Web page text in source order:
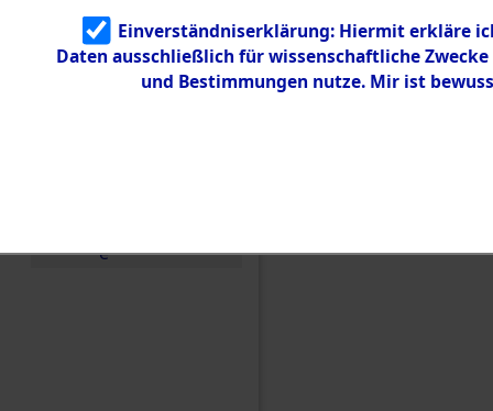
Identifizierun
g
5.3.3
Todesmärsch
e
Einverständniserklärung: Hiermit erkläre
Daten ausschließlich für wissenschaftliche
und Bestimmungen nutze. Mir ist